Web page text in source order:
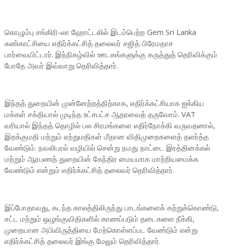
கொழும்பு சங்கிரி-லா ஹோட்டலில் இடம்பெற்ற Gem Sri Lanka
கண்காட்சியை எதிர்க்கட்சித் தலைவர் சஜித் பிரேமதாச
பார்வையிட்டார். இந்நிகழ்வில் ஊடகங்களுக்கு கருத்துத் தெரிவிக்கும்
போதே அவர் இவ்வாறு தெரிவித்தார்.
இந்தத் துறையின் முன்னேற்றத்திற்காக, எதிர்க்கட்சியாக ஐக்கிய
மக்கள் சக்தியால் முடிந்த உட்சபட்ச ஆதரவைத் தருவோம். VAT
வரியால் இந்தத் தொழில் பல சிரமங்களை எதிர்நோக்கி வருவதனால்,
இறக்குமதி மற்றும் ஏற்றுமதிகள் மீதான விதிமுறைகளைத் தளர்த்த
வேண்டும். நவலிபரல் வழியில் சென்று நமது நாட்டை இரத்தினக்கல்
மற்றும் ஆரபணத் துறையின் கேந்திர மையமாக மாற்றியமைக்க
வேண்டும் என்றும் எதிர்க்கட்சித் தலைவர் தெரிவித்தார்.
இப்போதாவது, கடந்த காலத்திலிருந்து பாடங்களைக் கற்றுக்கொண்டு,
சட்ட மற்றும் ஒழுங்குவிதிகளில் காணப்படும் தடைகளை நீக்கி,
முறையான அபிவிருத்தியை மேற்கொள்ளப்பட வேண்டும் என்று
எதிர்க்கட்சித் தலைவர் இங்கு மேலும் தெரிவித்தார்.